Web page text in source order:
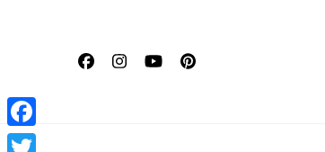
Facebook